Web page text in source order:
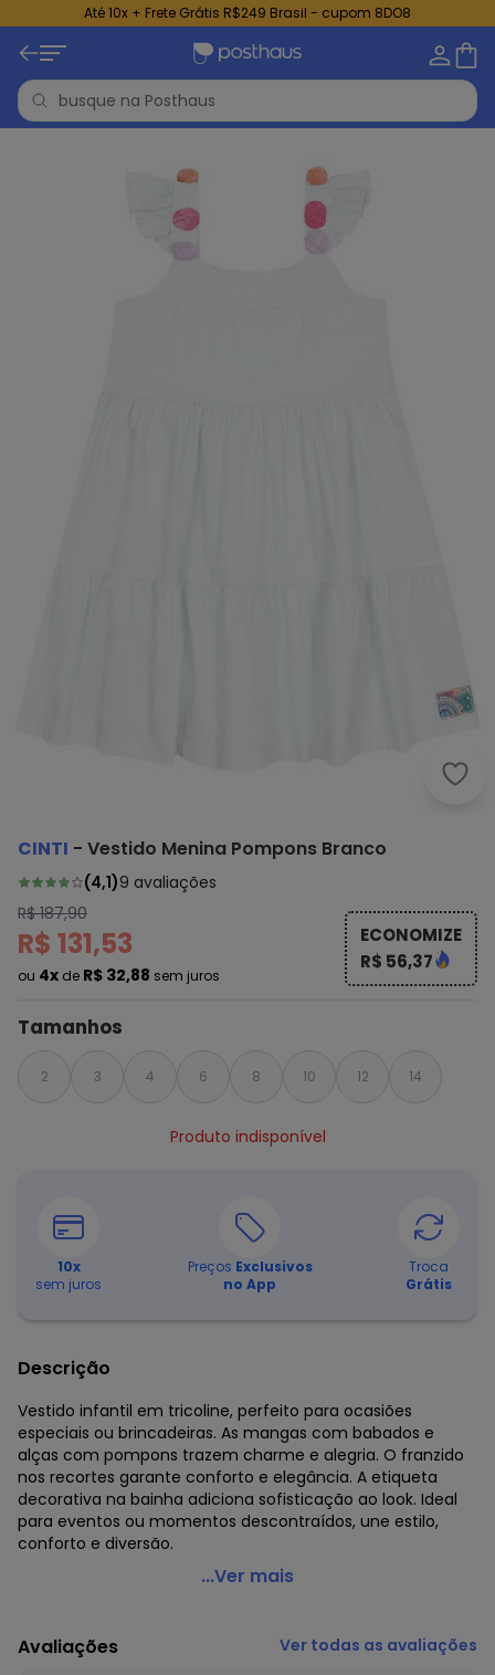
Até 10x + Frete Grátis R$249 Brasil - cupom 8DO8
CINTI - Vestido Menina Pompons Branco
(4,1)9 avaliações
R$ 187,90
R$ 131,53
ou 4x de R$ 32,88 sem juros
ECONOMIZE
R$ 56,37
Tamanhos
2 3 4 6 8 10 12 14
Produto indisponível
10x
sem juros
Preços Exclusivos
no App
Troca
Grátis
Descrição
Vestido infantil em tricoline, perfeito para ocasiões
especiais ou brincadeiras. As mangas com babados e
alças com pompons trazem charme e alegria. O franzido
nos recortes garante conforto e elegância. A etiqueta
decorativa na bainha adiciona sofisticação ao look. Ideal
para eventos ou momentos descontraídos, une estilo,
conforto e diversão.
Cinti - Vestido Menina Pompons Branco
Modelagem: Ampla
Comprimento da Manga: Curta
...Ver mais
Avaliações Ver todas as avaliações